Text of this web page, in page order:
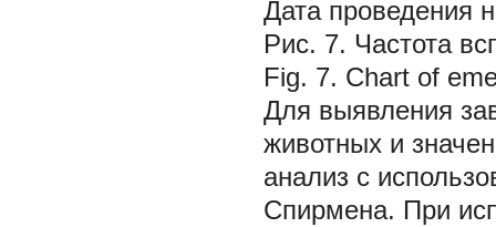
Дата проведения
Рис. 7. Частота
Fig. 7. Chart of
Для выявления
животных и
анализ с
Спирмена. При